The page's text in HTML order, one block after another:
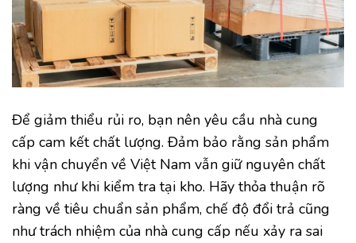
Để giảm thiểu rủi ro, bạn nên yêu cầu nhà cung
cấp cam kết chất lượng. Đảm bảo rằng sản phẩm
khi vận chuyển về Việt Nam vẫn giữ nguyên chất
lượng như khi kiểm tra tại kho. Hãy thỏa thuận rõ
ràng về tiêu chuẩn sản phẩm, chế độ đổi trả cũng
như trách nhiệm của nhà cung cấp nếu xảy ra sai